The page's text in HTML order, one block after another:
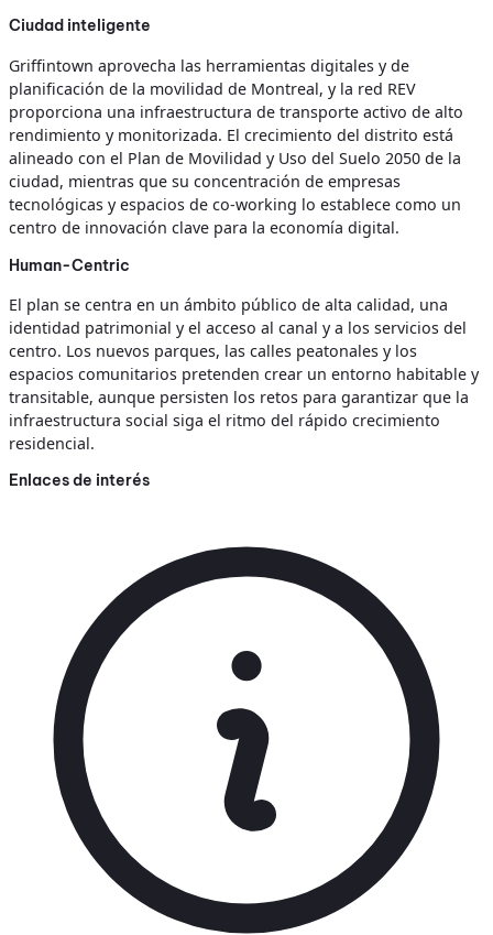
Ciudad inteligente
Griffintown aprovecha las herramientas digitales y de
planificación de la movilidad de Montreal, y la red REV
proporciona una infraestructura de transporte activo de alto
rendimiento y monitorizada. El crecimiento del distrito está
alineado con el Plan de Movilidad y Uso del Suelo 2050 de la
ciudad, mientras que su concentración de empresas
tecnológicas y espacios de co-working lo establece como un
centro de innovación clave para la economía digital.
Human-Centric
El plan se centra en un ámbito público de alta calidad, una
identidad patrimonial y el acceso al canal y a los servicios del
centro. Los nuevos parques, las calles peatonales y los
espacios comunitarios pretenden crear un entorno habitable y
transitable, aunque persisten los retos para garantizar que la
infraestructura social siga el ritmo del rápido crecimiento
residencial.
Enlaces de interés